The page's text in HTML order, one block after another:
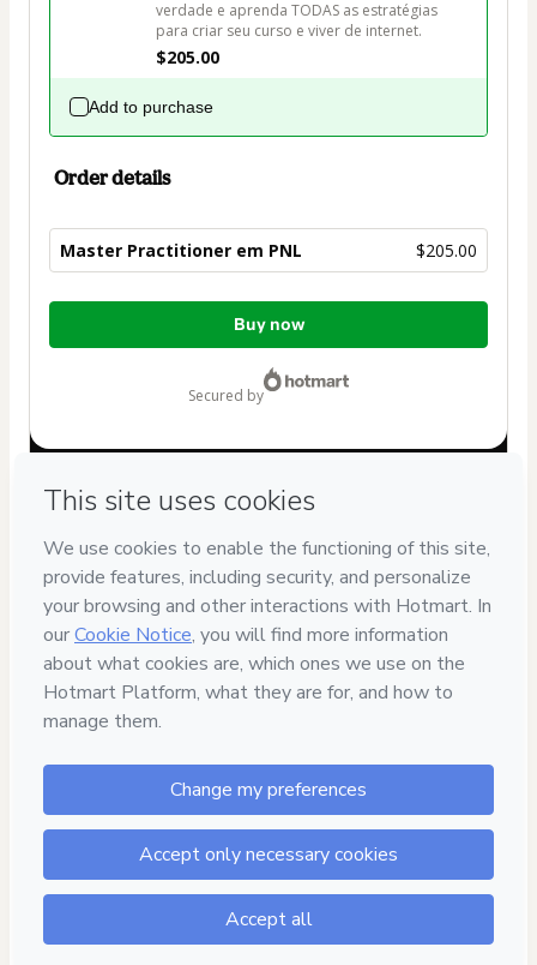
verdade e aprenda TODAS as estratégias
para criar seu curso e viver de internet.
$205.00
Add to purchase
Order details
Master Practitioner em PNL $205.00
Total
Buy now
secured by
If you need to submit a request to our support team, please
provide the code below:
CKTID-E44618391Sqxglz3521-1786026992083-6835
Was your information autofill in? Click here to learn more
By clicking 'Buy Now' I declare that I (i) understand that
SILAS NEVESand has no responsibility for the content and/or
control over it; (ii) agree to Hotmart’s
authorized and accompanied by a legal guardian.
Learn more about your purchasehere.
Hotmart ©2026- All rights reserved
2026-08-06T14:36:34.333Z REF.